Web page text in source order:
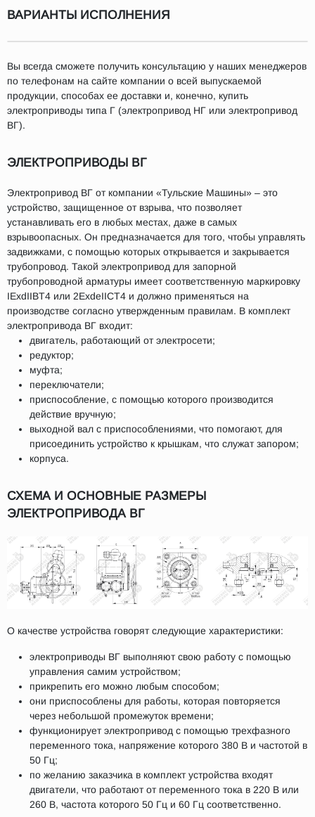
ВАРИАНТЫ ИСПОЛНЕНИЯ
Вы всегда сможете получить консультацию у наших менеджеров
по телефонам на сайте компании о всей выпускаемой
продукции, способах ее доставки и, конечно, купить
электроприводы типа Г (электропривод НГ или электропривод
ВГ).
ЭЛЕКТРОПРИВОДЫ ВГ
Электропривод ВГ от компании «Тульские Машины» – это
устройство, защищенное от взрыва, что позволяет
устанавливать его в любых местах, даже в самых
взрывоопасных. Он предназначается для того, чтобы управлять
задвижками, с помощью которых открывается и закрывается
трубопровод. Такой электропривод для запорной
трубопроводной арматуры имеет соответственную маркировку
IExdIIBT4 или 2ExdeIICT4 и должно применяться на
производстве согласно утвержденным правилам. В комплект
электропривода ВГ входит:
двигатель, работающий от электросети;
редуктор;
муфта;
переключатели;
приспособление, с помощью которого производится
действие вручную;
выходной вал с приспособлениями, что помогают, для
присоединить устройство к крышкам, что служат запором;
корпуса.
СХЕМА И ОСНОВНЫЕ РАЗМЕРЫ
ЭЛЕКТРОПРИВОДА ВГ
О качестве устройства говорят следующие характеристики:
электроприводы ВГ выполняют свою работу с помощью
управления самим устройством;
прикрепить его можно любым способом;
они приспособлены для работы, которая повторяется
через небольшой промежуток времени;
функционирует электропривод с помощью трехфазного
переменного тока, напряжение которого 380 В и частотой в
50 Гц;
по желанию заказчика в комплект устройства входят
двигатели, что работают от переменного тока в 220 В или
260 В, частота которого 50 Гц и 60 Гц соответственно.